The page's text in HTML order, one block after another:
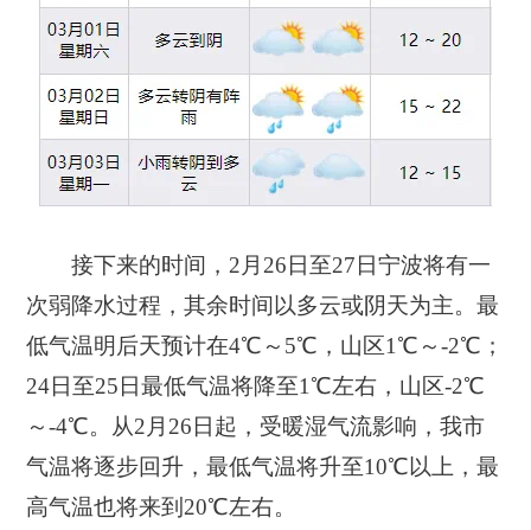
接下来的时间，2月26日至27日宁波将有一
次弱降水过程，其余时间以多云或阴天为主。最
低气温明后天预计在4℃～5℃，山区1℃～-2℃；
24日至25日最低气温将降至1℃左右，山区-2℃
～-4℃。从2月26日起，受暖湿气流影响，我市
气温将逐步回升，最低气温将升至10℃以上，最
高气温也将来到20℃左右。